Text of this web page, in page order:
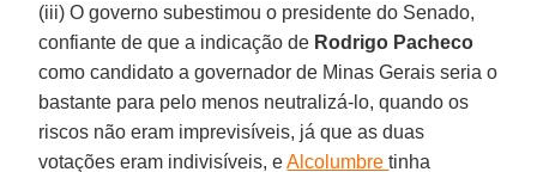
(iii) O governo subestimou o presidente do Senado,
confiante de que a indicação de Rodrigo Pacheco
como candidato a governador de Minas Gerais seria o
bastante para pelo menos neutralizá-lo, quando os
riscos não eram imprevisíveis, já que as duas
votações eram indivisíveis, eAlcolumbretinha